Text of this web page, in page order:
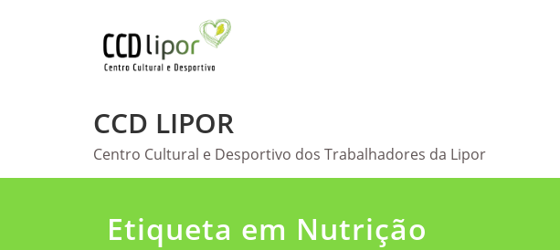
CCD LIPOR
Centro Cultural e Desportivo dos Trabalhadores da Lipor
Etiqueta em Nutrição